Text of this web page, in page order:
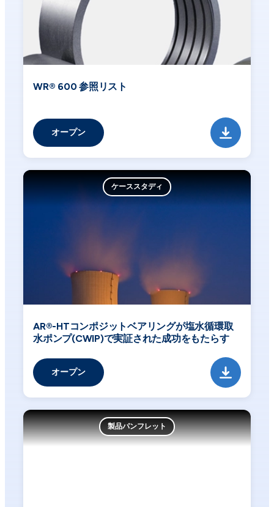
WR® 600 参照リスト
オープン
ケーススタディ
AR®-HTコンポジットベアリングが塩水循環取
水ポンプ(CWIP)で実証された成功をもたらす
オープン
製品パンフレット